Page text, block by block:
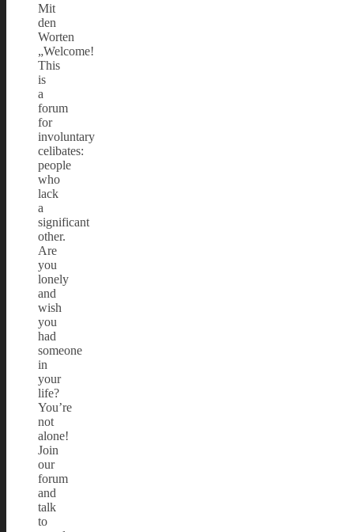
Mit
den
Worten
„Welcome!
This
is
a
forum
for
involuntary
celibates:
people
who
lack
a
significant
other.
Are
you
lonely
and
wish
you
had
someone
in
your
life?
You’re
not
alone!
Join
our
forum
and
talk
to